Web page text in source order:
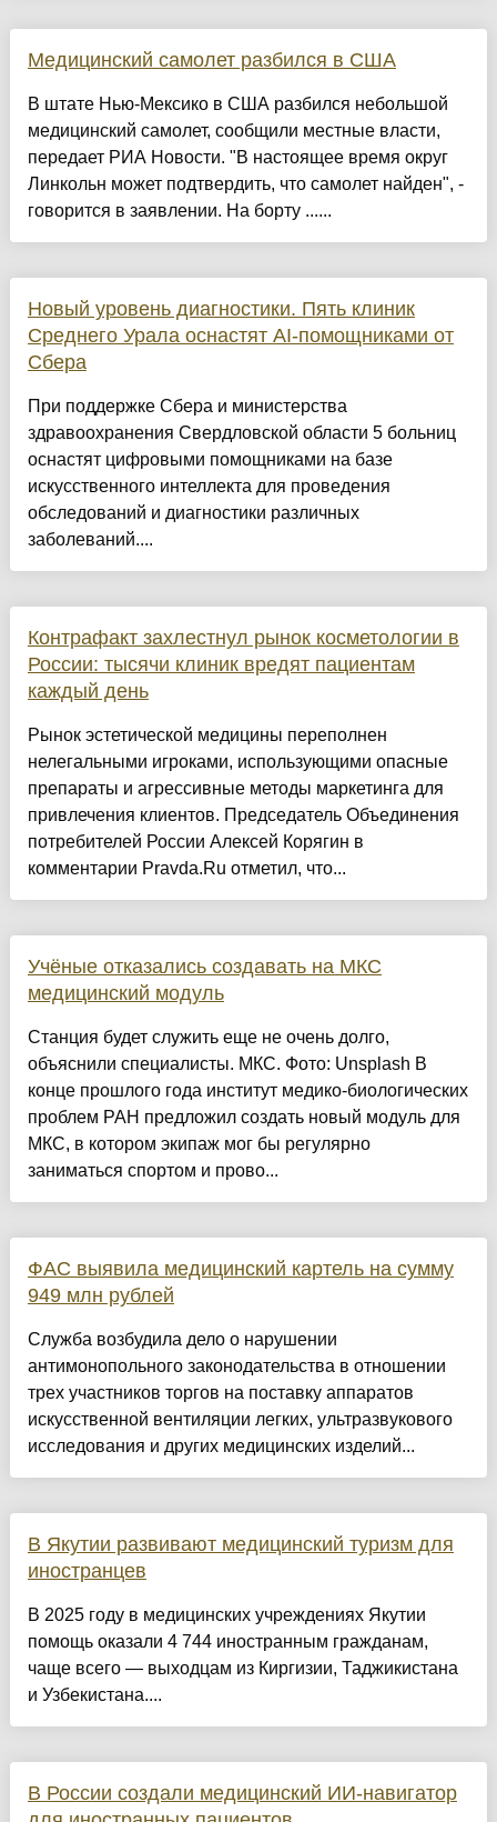
Медицинский самолет разбился в США
В штате Нью-Мексико в США разбился небольшой
медицинский самолет, сообщили местные власти,
передает РИА Новости. "В настоящее время округ
Линкольн может подтвердить, что самолет найден", -
говорится в заявлении. На борту ......
Новый уровень диагностики. Пять клиник
Среднего Урала оснастят AI-помощниками от
Сбера
При поддержке Сбера и министерства
здравоохранения Свердловской области 5 больниц
оснастят цифровыми помощниками на базе
искусственного интеллекта для проведения
обследований и диагностики различных
заболеваний....
Контрафакт захлестнул рынок косметологии в
России: тысячи клиник вредят пациентам
каждый день
Рынок эстетической медицины переполнен
нелегальными игроками, использующими опасные
препараты и агрессивные методы маркетинга для
привлечения клиентов. Председатель Объединения
потребителей России Алексей Корягин в
комментарии Pravda.Ru отметил, что...
Учёные отказались создавать на МКС
медицинский модуль
Станция будет служить еще не очень долго,
объяснили специалисты. МКС. Фото: Unsplash В
конце прошлого года институт медико-биологических
проблем РАН предложил создать новый модуль для
МКС, в котором экипаж мог бы регулярно
заниматься спортом и прово...
ФАС выявила медицинский картель на сумму
949 млн рублей
Служба возбудила дело о нарушении
антимонопольного законодательства в отношении
трех участников торгов на поставку аппаратов
искусственной вентиляции легких, ультразвукового
исследования и других медицинских изделий...
В Якутии развивают медицинский туризм для
иностранцев
В 2025 году в медицинских учреждениях Якутии
помощь оказали 4 744 иностранным гражданам,
чаще всего — выходцам из Киргизии, Таджикистана
и Узбекистана....
В России создали медицинский ИИ-навигатор